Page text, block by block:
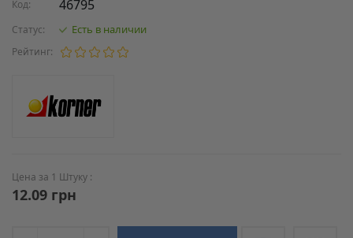
Код: 46795
Статус: Есть в наличии
Рейтинг:
Цена за 1 Штуку :
12.09 грн